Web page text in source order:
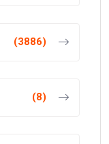
(3886)
(8)